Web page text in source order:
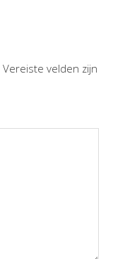
Vereiste velden zijn